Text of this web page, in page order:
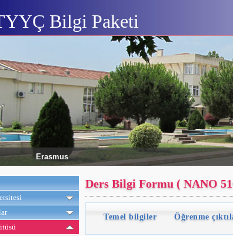
Bilgi Paketi
Erasmus
Ders Bilgi Formu ( NANO
Temel bilgiler Öğrenme